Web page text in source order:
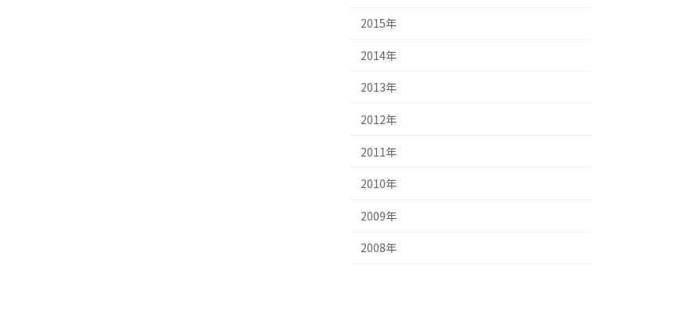
2015年
2014年
2013年
2012年
2011年
2010年
2009年
2008年